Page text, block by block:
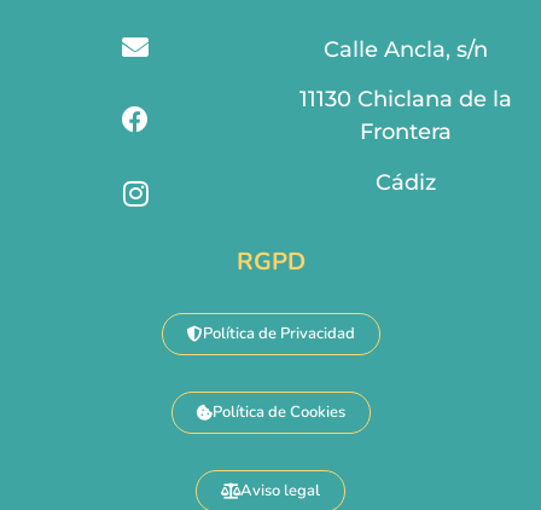
Calle Ancla, s/n
11130 Chiclana de la
Frontera
Cádiz
RGPD
Política de Privacidad
Política de Cookies
Aviso legal